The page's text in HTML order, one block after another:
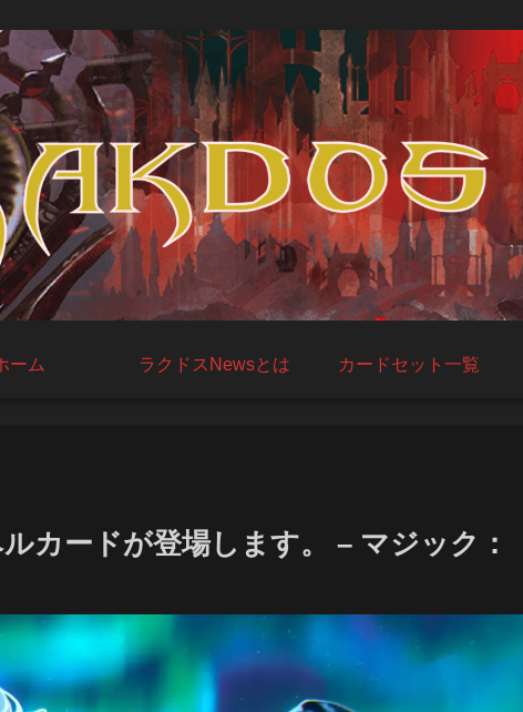
ーム ラクドスNewsとは カードセット一覧
カードが登場します。 – マジック：